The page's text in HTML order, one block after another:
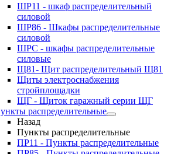
ШР11 - шкаф распределительный
силовой
ШР86 - Шкафы распределительные
силовой
ШРС - шкафы распределительные
силовые
Щ81- Щит распределительный Щ81
Щиты электроснабжения
стройплощадки
ЩГ - Щиток гаражный серии ЩГ
распределительные
Назад
Пункты распределительные
ПР11 - Пункты распределительные